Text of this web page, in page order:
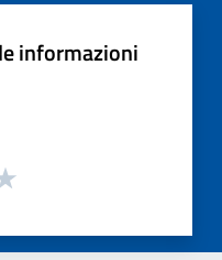
informazioni